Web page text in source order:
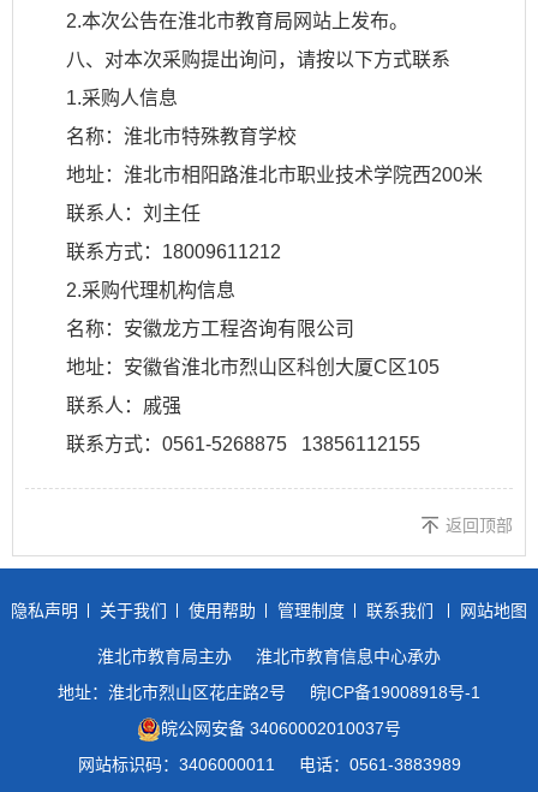
2.本次公告在淮北市教育局网站上发布。
八、对本次采购提出询问，请按以下方式联系
1.采购人信息
名称：淮北市特殊教育学校
地址：淮北市相阳路淮北市职业技术学院西200米
联系人：刘主任
联系方式：18009611212
2.采购代理机构信息
名称：安徽龙方工程咨询有限公司
地址：安徽省淮北市烈山区科创大厦C区105
联系人：戚强
联系方式：0561-5268875 13856112155
返回顶部
隐私声明 关于我们 使用帮助 管理制度 联系我们 网站地图
淮北市教育局主办
淮北市教育信息中心承办
地址：淮北市烈山区花庄路2号
皖ICP备19008918号-1
皖公网安备 34060002010037号
网站标识码：3406000011
电话：0561-3883989